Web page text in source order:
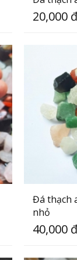
20,000 đ
Đá thạch
nhỏ
40,000 đ